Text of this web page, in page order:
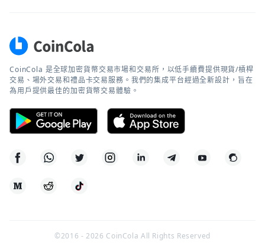
CoinCola 是全球加密貨幣交易市場和交易所，以低手續費提供現貨/槓桿
交易、場外交易和禮品卡交易服務。我們的集成平台經過全新設計，旨在
為用戶提供最佳的加密貨幣交易體驗。
©2016 -2026 CoinCola All Rights Reserved